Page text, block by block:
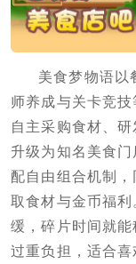
美食梦物语以
师养成与关卡竞
自主采购食材、
升级为知名美食
配自由组合机制
取食材与金币福
缓，碎片时间就
过重负担，适合喜